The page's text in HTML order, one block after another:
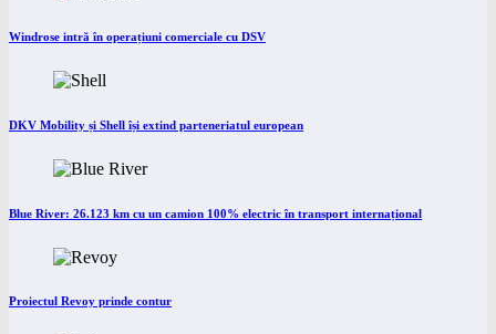
Windrose intră în operațiuni comerciale cu DSV
DKV Mobility și Shell își extind parteneriatul european
Blue River: 26.123 km cu un camion 100% electric în transport internațional
Proiectul Revoy prinde contur